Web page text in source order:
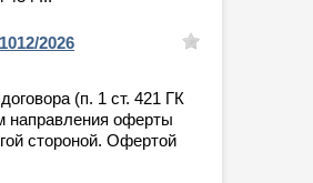
2026
(п. 1 ст. 421 ГК
направления оферты
стороной. Офертой